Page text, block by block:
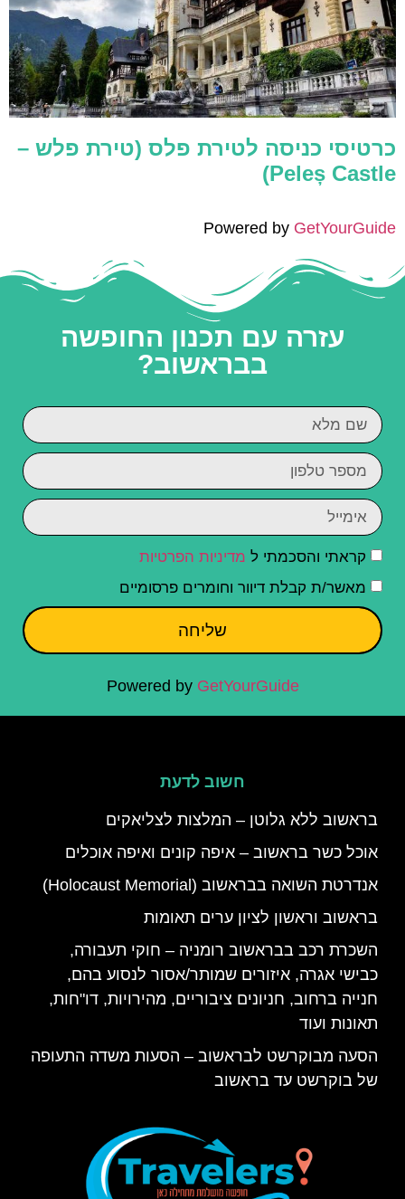
כרטיסי כניסה לטירת פלס (טירת פלש –
Peleș Castle)
Powered by GetYourGuide
עזרה עם תכנון החופשה
בבראשוב?
קראתי והסכמתי ל מדיניות הפרטיות
מאשר/ת קבלת דיוור וחומרים פרסומיים
שליחה
Powered by GetYourGuide
חשוב לדעת
בראשוב ללא גלוטן – המלצות לצליאקים
אוכל כשר בראשוב – איפה קונים ואיפה אוכלים
אנדרטת השואה בבראשוב (Holocaust Memorial)
בראשוב וראשון לציון ערים תאומות
השכרת רכב בבראשוב רומניה – חוקי תעבורה,
כבישי אגרה, איזורים שמותר/אסור לנסוע בהם,
חנייה ברחוב, חניונים ציבוריים, מהירויות, דו"חות,
תאונות ועוד
הסעה מבוקרשט לבראשוב – הסעות משדה התעופה
של בוקרשט עד בראשוב